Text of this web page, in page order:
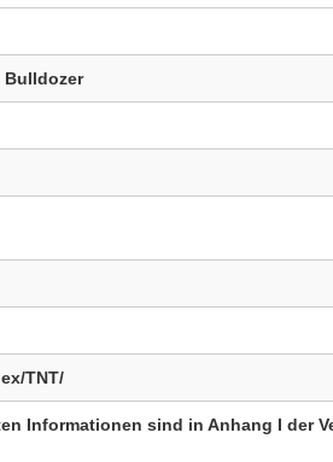
Bulldozer
TNT/
Informationen sind in Anhang I der